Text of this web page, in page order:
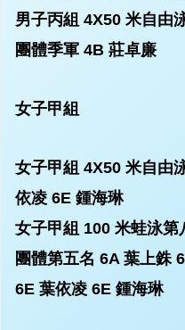
男子丙組 4X50 米自由
團體季軍 4B 莊卓廉
女子甲組
女子甲組 4X50 米自由
依凌 6E 鍾海琳
女子甲組 100 米蛙泳第
團體第五名 6A 葉上銖
6E 葉依凌 6E 鍾海琳